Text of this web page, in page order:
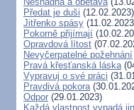
Předat je duši (12.02.2023)
Jitřenko spásy
Pokorně přijímají
Opravdová lítost
Nevyčerpatelné požehnání
Pravá křesťanská láska
Vypravuj o své práci
Pravdivá pokora
Odpor (29.01.2023)
Každá vlastnost vypadá